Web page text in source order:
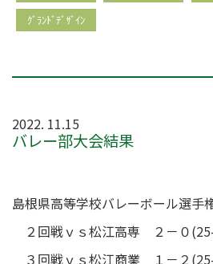
ｸﾞﾗﾝﾄﾞﾃﾞｻﾞｲﾝ
2022. 11.15
バレー部大会結果
島根県高等学校バレーボール選手
２回戦ｖｓ松江高専 ２－０
３回戦ｖｓ松江商業 １－２